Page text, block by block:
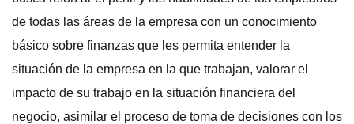
de todas las áreas de la empresa con un conocimiento
básico sobre finanzas que les permita entender la
situación de la empresa en la que trabajan, valorar el
impacto de su trabajo en la situación financiera del
negocio, asimilar el proceso de toma de decisiones con los